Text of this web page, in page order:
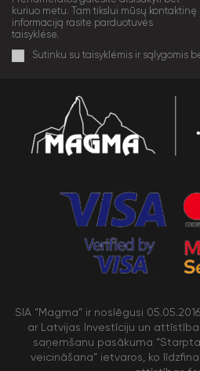
kuriuo metu. Tam tikslui mūsų kontaktinę
informaciją rasite parduotuvės
taisyklėse.
Sutinku su taisyklėmis ir sąlygomis
SIA “Magma” ir noslēgusi
ar Latvijas Investīciju un
saņemšanu pasākuma
veicināšana” ietvaros, ko